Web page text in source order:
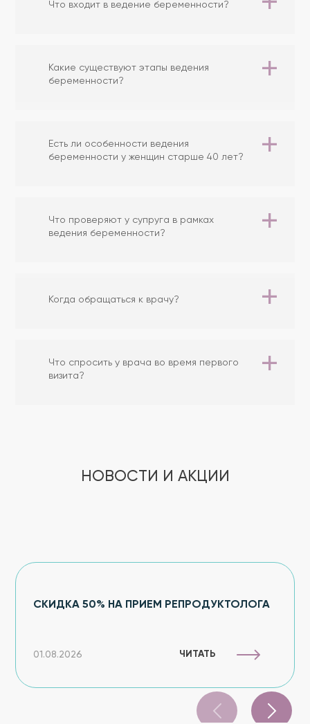
Что входит в ведение беременности?
Какие существуют этапы ведения
беременности?
Есть ли особенности ведения
беременности у женщин старше 40 лет?
Что проверяют у супруга в рамках
ведения беременности?
Когда обращаться к врачу?
Что спросить у врача во время первого
визита?
НОВОСТИ И АКЦИИ
СКИДКА 50% НА ПРИЕМ РЕПРОДУКТОЛОГА
01.08.2026 ЧИТАТЬ